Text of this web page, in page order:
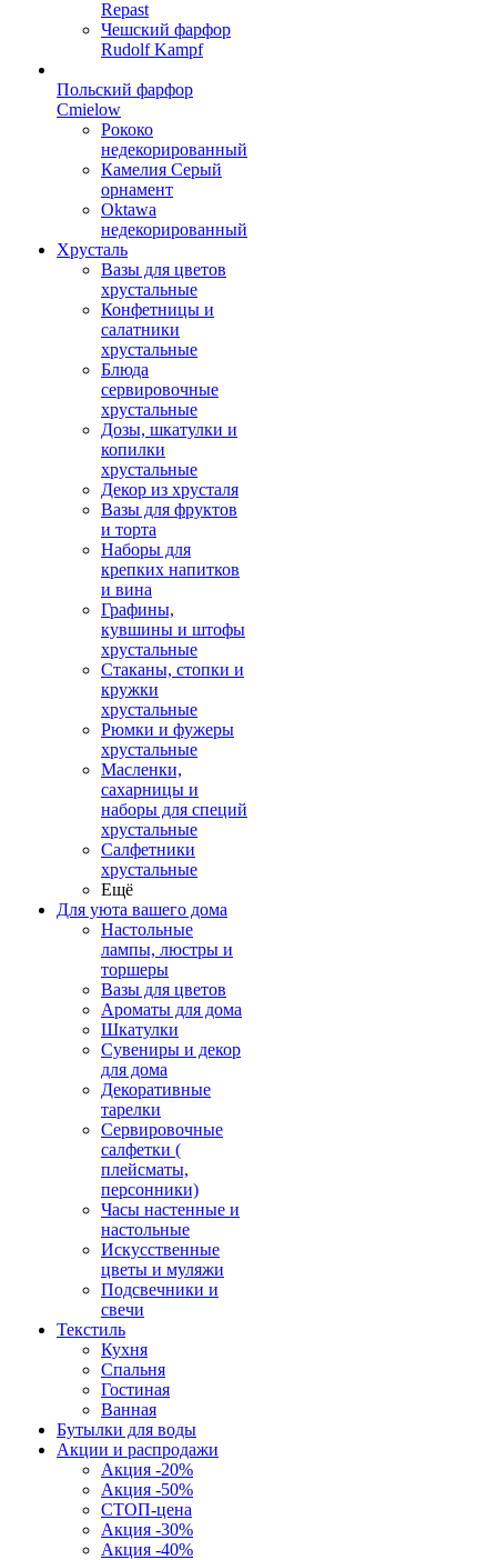
Repast
Чешский фарфор
Rudolf Kampf
Польский фарфор
Сmielow
Рококо
недекорированный
Камелия Серый
орнамент
Oktawa
недекорированный
Хрусталь
Вазы для цветов
хрустальные
Конфетницы и
салатники
хрустальные
Блюда
сервировочные
хрустальные
Дозы, шкатулки и
копилки
хрустальные
Декор из хрусталя
Вазы для фруктов
и торта
Наборы для
крепких напитков
и вина
Графины,
кувшины и штофы
хрустальные
Стаканы, стопки и
кружки
хрустальные
Рюмки и фужеры
хрустальные
Масленки,
сахарницы и
наборы для специй
хрустальные
Салфетники
хрустальные
Ещё
Для уюта вашего дома
Настольные
лампы, люстры и
торшеры
Вазы для цветов
Ароматы для дома
Шкатулки
Сувениры и декор
для дома
Декоративные
тарелки
Сервировочные
салфетки (
плейсматы,
персонники)
Часы настенные и
настольные
Искусственные
цветы и муляжи
Подсвечники и
свечи
Текстиль
Кухня
Спальня
Гостиная
Ванная
Бутылки для воды
Акции и распродажи
Акция -20%
Акция -50%
СТОП-цена
Акция -30%
Акция -40%